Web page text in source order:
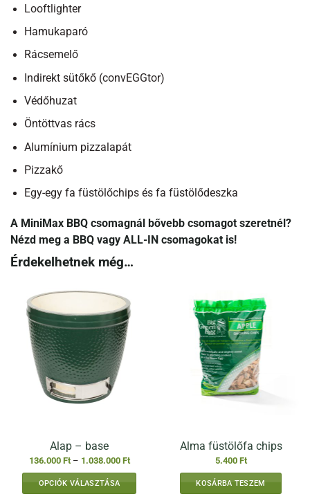
Looftlighter
Hamukaparó
Rácsemelő
Indirekt sütőkő (convEGGtor)
Védőhuzat
Öntöttvas rács
Alumínium pizzalapát
Pizzakő
Egy-egy fa füstölőchips és fa füstölődeszka
A MiniMax BBQ csomagnál bővebb csomagot szeretnél?
Nézd meg a BBQ vagy ALL-IN csomagokat is!
Érdekelhetnek még…
Alap – base
136.000 Ft – 1.038.000 FtÁrtartomány:
OPCIÓK VÁLASZTÁSA
Alma füstölőfa chips
5.400 Ft
KOSÁRBA TESZEM